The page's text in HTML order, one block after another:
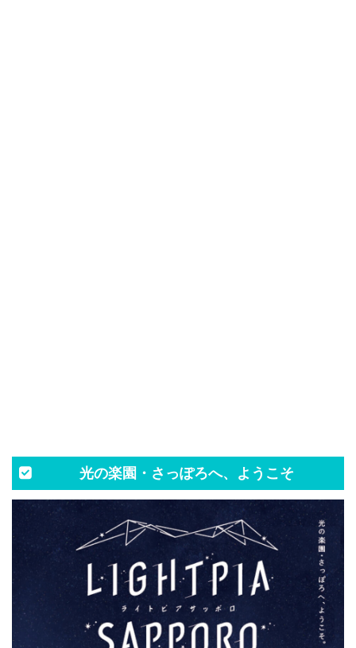
光の楽園・さっぽろへ、ようこそ